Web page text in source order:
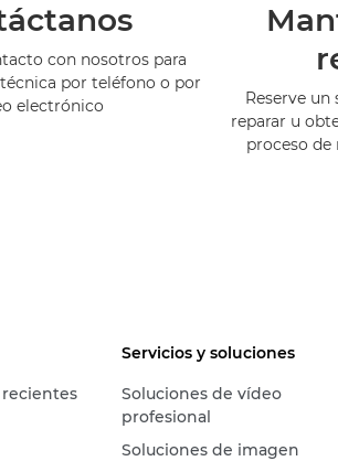
con nosotros para
por teléfono o por
electrónico
Reserve
reparar u
proceso
Servicios y soluciones
Soluciones de vídeo
profesional
Soluciones de imagen